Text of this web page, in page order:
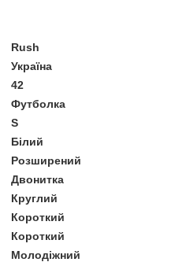
Rush
Україна
42
Футболка
S
Білий
Розширений
Двонитка
Круглий
Короткий
Короткий
Молодіжний